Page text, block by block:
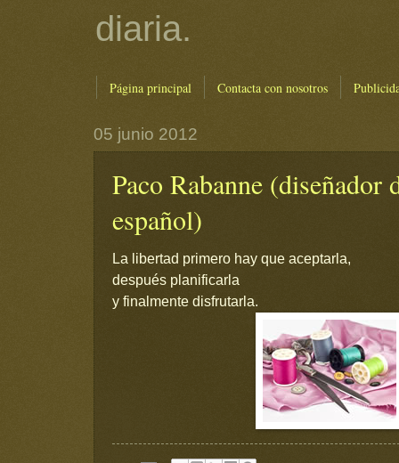
diaria.
Página principal Contacta con nosotros
05 junio 2012
Paco Rabanne (diseñador
español)
La libertad primero hay que aceptarla,
después planificarla
y finalmente disfrutarla.